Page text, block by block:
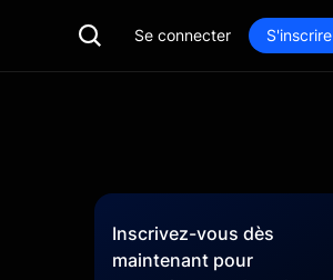
Se connecter S'inscrire
Inscrivez-vous dès
maintenant pour